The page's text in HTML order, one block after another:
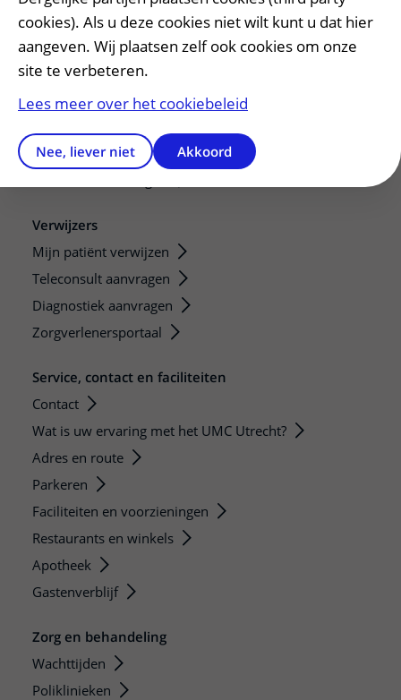
De Nieuwe Utrechtse School
Stage en opleidingsplaatsen
Research
Strategic programs
Researchers
Verwijzers
Mijn patiënt verwijzen
Teleconsult aanvragen
Diagnostiek aanvragen
Zorgverlenersportaal
Service, contact en faciliteiten
Contact
Wat is uw ervaring met het UMC Utrecht?
Adres en route
Parkeren
Faciliteiten en voorzieningen
Restaurants en winkels
Apotheek
Gastenverblijf
Zorg en behandeling
Wachttijden
Poliklinieken
cookies). Als u deze cookies niet wilt kunt u dat hier
aangeven. Wij plaatsen zelf ook cookies om onze
site te verbeteren.
Lees meer over het cookiebeleid
Nee, liever niet Akkoord